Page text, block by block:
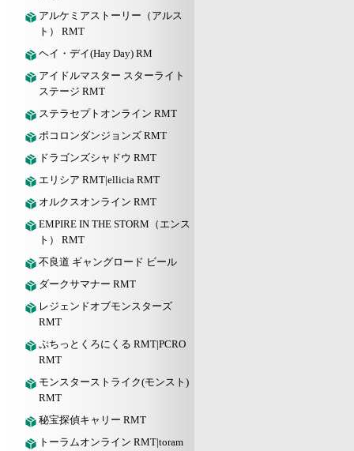
アルケミアストーリー（アルス
ト） RMT
ヘイ・デイ(Hay Day) RM
アイドルマスター スターライト
ステージ RMT
ステラセプトオンライン RMT
ポコロンダンジョンズ RMT
ドラゴンズシャドウ RMT
エリシア RMT|ellicia RMT
オルクスオンライン RMT
EMPIRE IN THE STORM（エンス
ト） RMT
不良道 ギャングロード ビール
ダークサマナー RMT
レジェンドオブモンスターズ
RMT
ぷちっとくろにくる RMT|PCRO
RMT
モンスターストライク(モンスト)
RMT
秘宝探偵キャリー RMT
トーラムオンライン RMT|toram